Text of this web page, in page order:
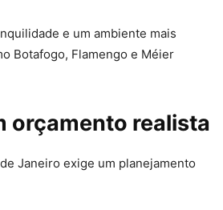
e um ambiente mais
Botafogo, Flamengo e Méier
orçamento realista
Janeiro exige um planejamento